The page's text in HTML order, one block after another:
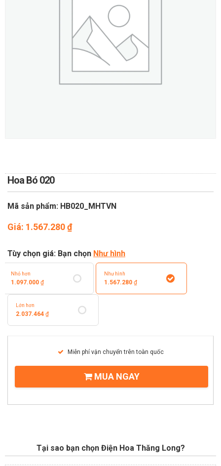
Hoa Bó 020
Mã sản phẩm: HB020_MHTVN
Giá: 1.567.280₫
Tùy chọn giá: Bạn chọn Như hình
Nhỏ hơn
1.097.000 ₫
Như hình
1.567.280₫
Lớn hơn
2.037.464 ₫
Miễn phí vận chuyển trên toàn quốc
MUA NGAY
Tại sao bạn chọn Điện Hoa Thăng Long?
DỊCH VỤ GỬI ĐIỆN HOA VỀ